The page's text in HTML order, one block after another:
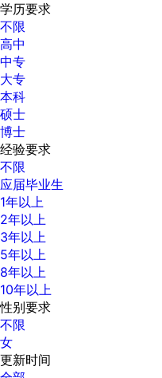
学历要求
不限
高中
中专
大专
本科
硕士
博士
经验要求
不限
应届毕业生
1年以上
2年以上
3年以上
5年以上
8年以上
10年以上
性别要求
不限
女
更新时间